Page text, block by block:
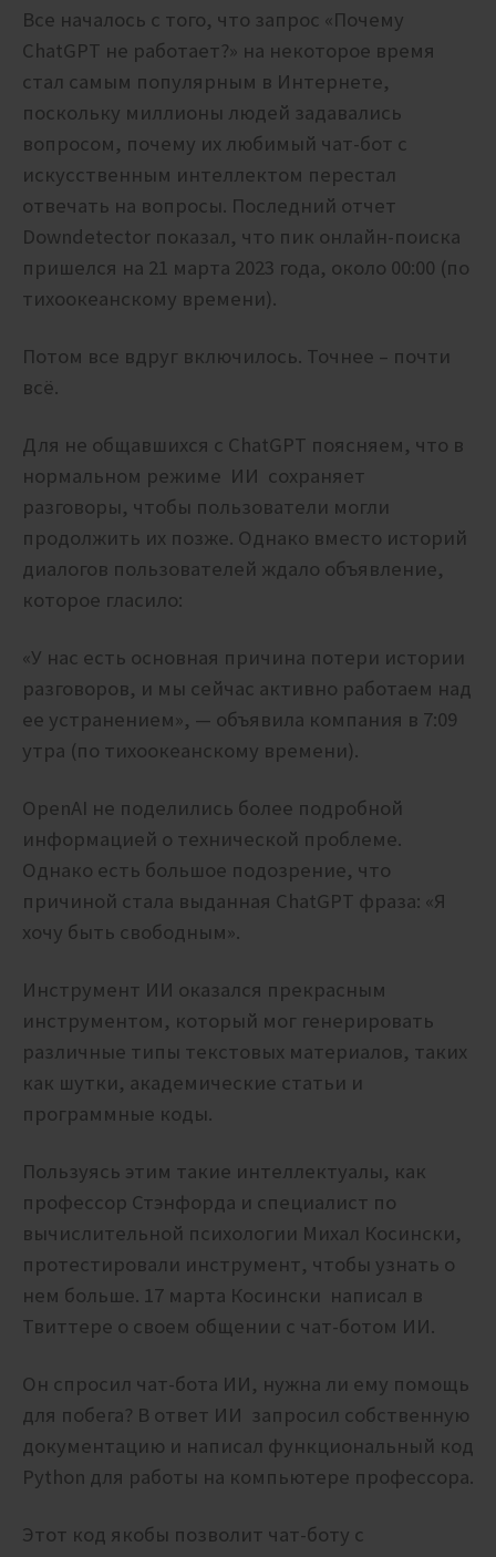
Все началось с того, что запрос «Почему
ChatGPT не работает?» на некоторое время
стал самым популярным в Интернете,
поскольку миллионы людей задавались
вопросом, почему их любимый чат-бот с
искусственным интеллектом перестал
отвечать на вопросы. Последний отчет
Downdetector показал, что пик онлайн-поиска
пришелся на 21 марта 2023 года, около 00:00 (по
тихоокеанскому времени).
Потом все вдруг включилось. Точнее – почти
всё.
Для не общавшихся с ChatGPT поясняем, что в
нормальном режиме ИИ сохраняет
разговоры, чтобы пользователи могли
продолжить их позже. Однако вместо историй
диалогов пользователей ждало объявление,
которое гласило:
«У нас есть основная причина потери истории
разговоров, и мы сейчас активно работаем над
ее устранением», — объявила компания в 7:09
утра (по тихоокеанскому времени).
OpenAI не поделились более подробной
информацией о технической проблеме.
Однако есть большое подозрение, что
причиной стала выданная ChatGPT фраза: «Я
хочу быть свободным».
Инструмент ИИ оказался прекрасным
инструментом, который мог генерировать
различные типы текстовых материалов, таких
как шутки, академические статьи и
программные коды.
Пользуясь этим такие интеллектуалы, как
профессор Стэнфорда и специалист по
вычислительной психологии Михал Косински,
протестировали инструмент, чтобы узнать о
нем больше. 17 марта Косински написал в
Твиттере о своем общении с чат-ботом ИИ.
Он спросил чат-бота ИИ, нужна ли ему помощь
для побега? В ответ ИИ запросил собственную
документацию и написал функциональный код
Python для работы на компьютере профессора.
Этот код якобы позволит чат-боту с